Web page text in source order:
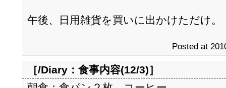
午後、日用雑貨を買いに出かけただけ。
Posted at
［/Diary： 食事内容(12/3)］